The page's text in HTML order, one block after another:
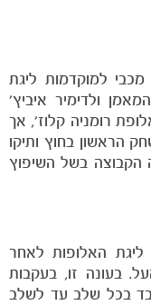
באליפות 2018/19 חזרה מכבי למוקדמות ליגת
ולדימיר איביץ'
רומניה קלוז', אך
בעקבות הפסד 1:0 במשחק הראשון בחוץ ותיקו
הקבוצה בשל השיפוץ
האלופות לאחר
בעונה זו, בעקבות
בכל שלב עד לשלב